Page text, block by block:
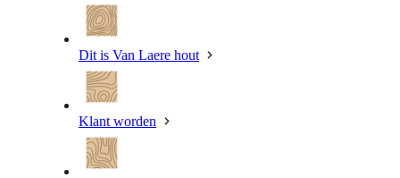
Dit is Van Laere hout
Klant worden